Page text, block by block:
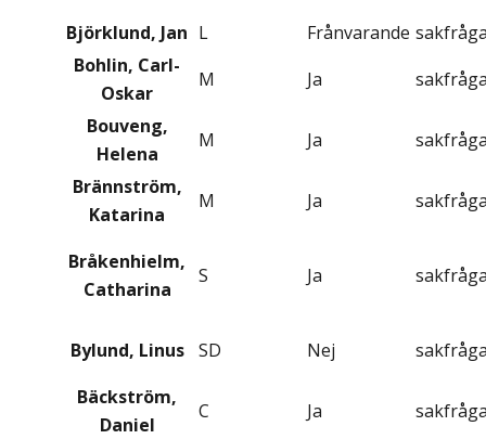
Björklund, Jan L Frånvarande
Bohlin, Carl-
Oskar
M Ja
Bouveng,
Helena
M Ja
Brännström,
Katarina
M Ja
Bråkenhielm,
Catharina
S Ja
Bylund, Linus SD Nej
Bäckström,
Daniel
C Ja